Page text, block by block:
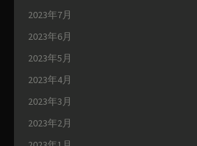
2023年7月
2023年6月
2023年5月
2023年4月
2023年3月
2023年2月